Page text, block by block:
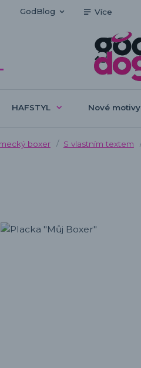
GodBlog Více
HAFSTYL Nové motivy
boxer S vlastním textem